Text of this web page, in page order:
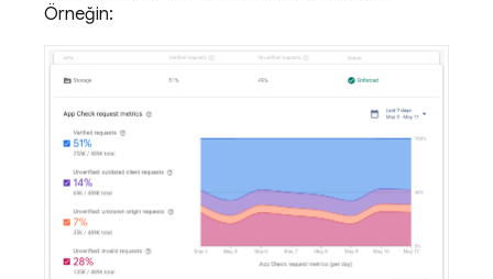
Örneğin: